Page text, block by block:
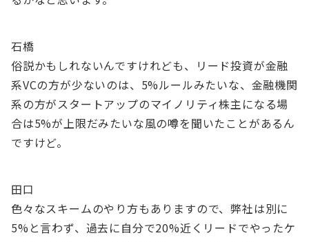
石橋
俗説かもしれないんですけれども、リード投資が金融
系VCの方が少ないのは、5%ルールみたいな、金融機関
系の方がスタートアップのマイノリティ株主になる場
合は5%が上限だみたいな風の噂を聞いたことがあるん
ですけど。
田口
色々なスキームのやり方もありますので、弊社は別に
5%と言わず、過去に自分で20%近くリードでやったケ